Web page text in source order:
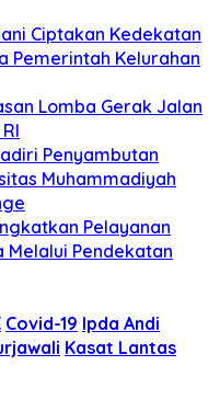
Ciptakan Kedekatan
Pemerintah Kelurahan
Lomba Gerak Jalan
Penyambutan
Muhammadiyah
Pelayanan
Pendekatan
Covid-19 Ipda Andi
Kasat Lantas